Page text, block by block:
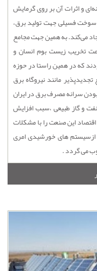
و اثرات آن بر روی گرمایش
سوخت فسیلی جهت تولید برق،
می‌کند. به همین جهت مجامع
تخریب زیست بوم انسان و
که در همین راستا در حوزه
تجدیدپذیر مانند نیروگاه برق
سرانه مصرف برق در ایران
و گاز طبیعی ،سبب افزایش
این صنعت را با مشکلات
ازسیستم های خورشیدی امری
می گردد .